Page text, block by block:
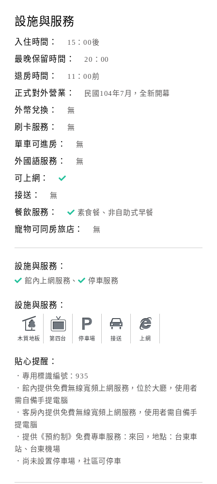
設施與服務
入住時間： 15：00後
最晚保留時間： 20：00
退房時間： 11：00前
正式對外營業： 民國104年7月，全新開幕
外幣兌換： 無
刷卡服務： 無
單車可進房： 無
外國語服務： 無
可上網：
接送：
無
餐飲服務： 素食餐、非自助式早餐
寵物可同房旅店： 無
設施與服務：
館內上網服務、 停車服務
設施與服務：
木質地板 第四台 停車場 接送 上網
貼心提醒：
．專用標識編號：935
．館內提供免費無線寬頻上網服務，位於大廳，使用者
需自備手提電腦
．客房內提供免費無線寬頻上網服務，使用者需自備手
提電腦
．提供《預約制》免費專車服務：來回，地點：台東車
站、台東機場
．尚未設置停車場，社區可停車